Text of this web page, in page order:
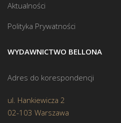
Aktualności
Polityka Prywatności
WYDAWNICTWO BELLONA
Adres do korespondencji
ul. Hankiewicza 2
02-103 Warszawa